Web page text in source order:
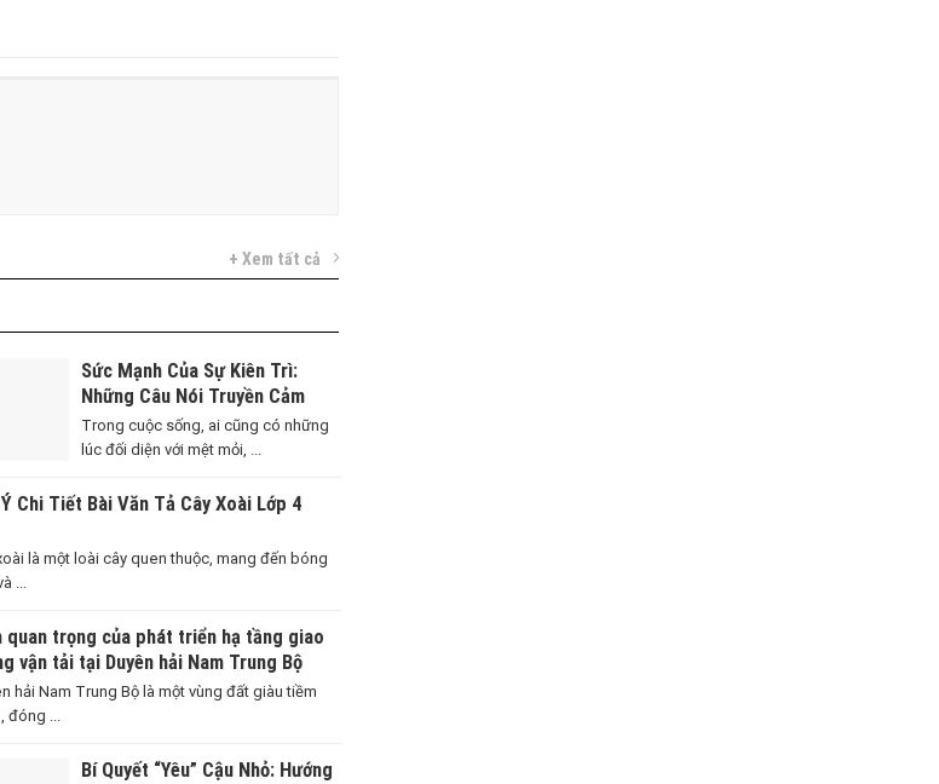
+ Xem tất cả
Sức Mạnh Của Sự Kiên Trì:
Những Câu Nói Truyền Cảm
Hứng Vượt Qua Thử Thách
Trong cuộc sống, ai cũng có những
lúc đối diện với mệt mỏi, ...
Ý Chi Tiết Bài Văn Tả Cây Xoài Lớp 4
là một loài cây quen thuộc, mang đến bóng
...
quan trọng của phát triển hạ tầng giao
vận tải tại Duyên hải Nam Trung Bộ
hải Nam Trung Bộ là một vùng đất giàu tiềm
đóng ...
Bí Quyết “Yêu” Cậu Nhỏ: Hướng